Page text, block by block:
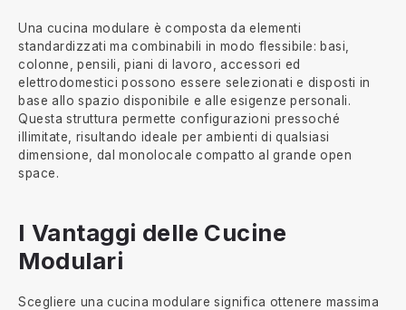
Una cucina modulare è composta da elementi
standardizzati ma combinabili in modo flessibile: basi,
colonne, pensili, piani di lavoro, accessori ed
elettrodomestici possono essere selezionati e disposti in
base allo spazio disponibile e alle esigenze personali.
Questa struttura permette configurazioni pressoché
illimitate, risultando ideale per ambienti di qualsiasi
dimensione, dal monolocale compatto al grande open
space.
I Vantaggi delle Cucine
Modulari
Scegliere una cucina modulare significa ottenere massima